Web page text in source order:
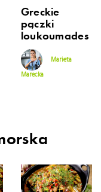
Greckie
pączki
loukoumades
Marieta
Marecka